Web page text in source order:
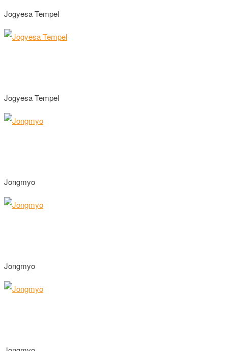
Jogyesa Tempel
Jogyesa Tempel
Jongmyo
Jongmyo